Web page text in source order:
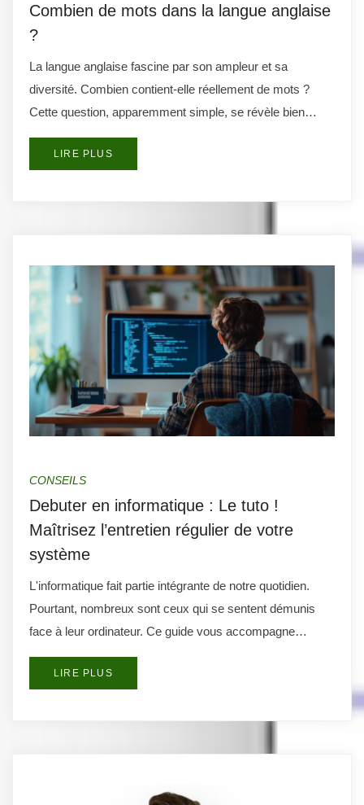
Combien de mots dans la langue anglaise
?
La langue anglaise fascine par son ampleur et sa
diversité. Combien contient-elle réellement de mots ?
Cette question, apparemment simple, se révèle bien…
LIRE PLUS
CONSEILS
Debuter en informatique : Le tuto !
Maîtrisez l’entretien régulier de votre
système
L'informatique fait partie intégrante de notre quotidien.
Pourtant, nombreux sont ceux qui se sentent démunis
face à leur ordinateur. Ce guide vous accompagne…
LIRE PLUS